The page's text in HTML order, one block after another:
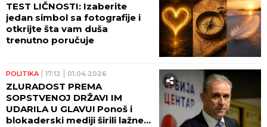
TEST LIČNOSTI: Izaberite
jedan simbol sa fotografije i
otkrijte šta vam duša
trenutno poručuje
POLITIKA 17:12 01.04.2026
ZLURADOST PREMA
SOPSTVENOJ DRŽAVI IM
UDARILA U GLAVU! Ponoš i
blokaderski mediji širili lažne